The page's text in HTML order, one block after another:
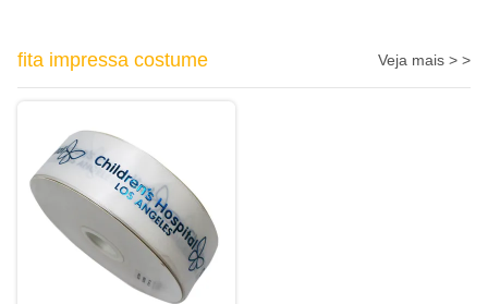
fita impressa costume Veja mais > >